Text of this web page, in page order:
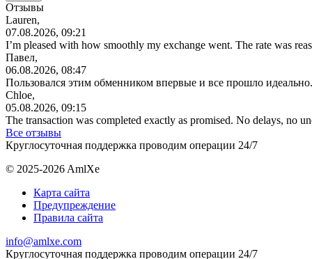
Отзывы
Lauren,
07.08.2026, 09:21
I’m pleased with how smoothly my exchange went. The rate was
Павел,
06.08.2026, 08:47
Пользовался этим обменником впервые и все прошло
Chloe,
05.08.2026, 09:15
The transaction was completed exactly as promised. No delays, no
Все отзывы
Круглосуточная поддержка проводим операции 24/7
© 2025-2026 AmlXe
Карта сайта
Предупреждение
Правила сайта
info@amlxe.com
Круглосуточная поддержка проводим операции 24/7